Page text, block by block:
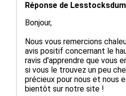
Réponse de
Bonjour,
Nous vous remercions
avis positif concernant le
ravis d'apprendre que vous
si vous le trouvez un peu
précieux pour nous et nous
bientôt sur notre site !